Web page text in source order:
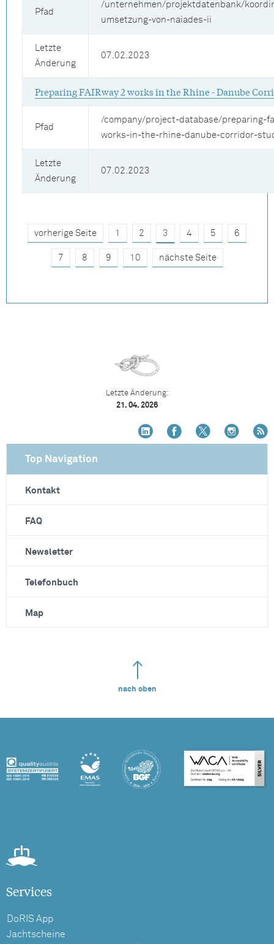
Pfad
/unternehmen/projektdatenbank/
umsetzung-von-naiades-ii
Letzte
Änderung
07.02.2023
Preparing FAIRway 2 works in the Rhine - Danube
Pfad
/company/project-database/preparing-
works-in-the-rhine-danube-corridor-
Letzte
Änderung
07.02.2023
vorherige Seite 1 2 3 4 5 6
7 8 9 10 nächste Seite
Letzte Änderung:
21. 04. 2026
Top Navigation
Kontakt
FAQ
Newsletter
Telefonbuch
Map
nach oben
Services
DoRIS App
Jachtscheine